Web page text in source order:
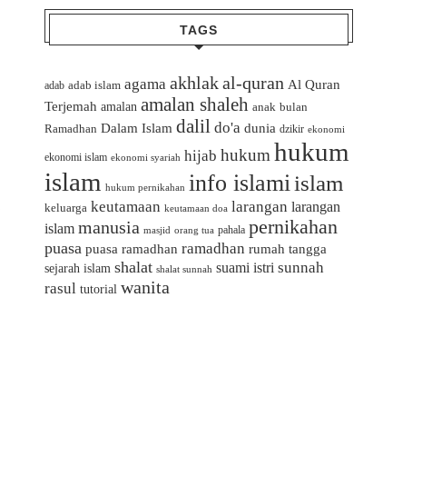
TAGS
adab adab islam agama akhlakal-quran Al Quran
Terjemah amalan amalan shaleh anak bulan
Ramadhan Dalam Islam dalil do'a dunia dzikir ekonomi
ekonomi islam ekonomi syariah hijab hukum hukum
islam hukum pernikahan info islamiislam
keluarga keutamaan keutamaan doa larangan larangan
islam manusia masjid orang tua pahala pernikahan
puasa puasa ramadhan ramadhan rumah tangga
sejarah islam shalat shalat sunnah suami istri sunnah
rasul tutorial wanita